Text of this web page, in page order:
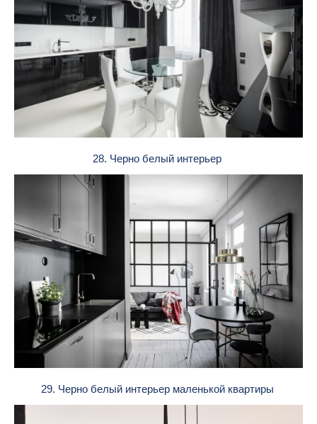
28. Черно белый интерьер
29. Черно белый интерьер маленькой квартиры